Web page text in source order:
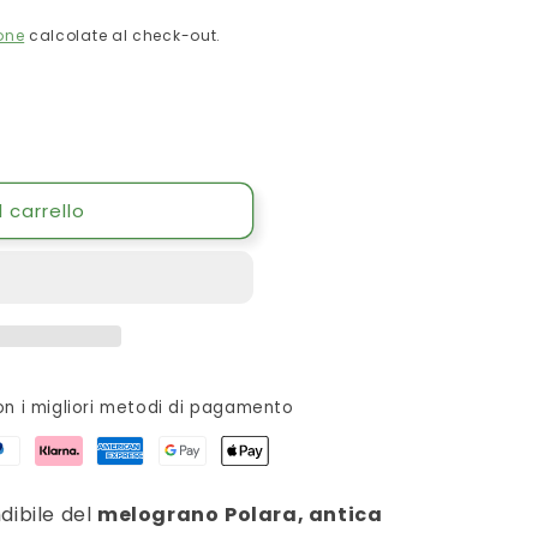
calcolate al check-out.
carrello
i migliori metodi di pagamento
del melograno Polara, antica